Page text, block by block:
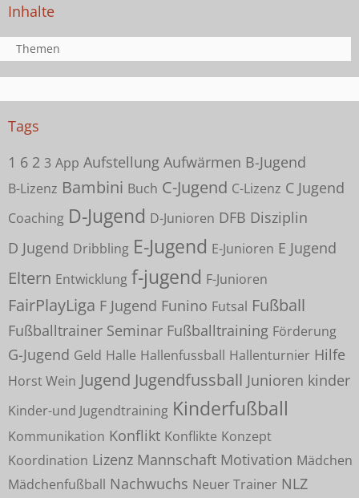
Inhalte
Themen
Tags
1 6 2 3 App Aufstellung Aufwärmen B-Jugend
B-Lizenz Bambini Buch C-Jugend C-Lizenz C Jugend
Coaching D-Jugend D-Junioren DFB Disziplin
D Jugend Dribbling E-Jugend E-Junioren E Jugend
Eltern Entwicklung f-jugend F-Junioren
FairPlayLiga F Jugend Funino Futsal Fußball
Fußballtrainer Seminar Fußballtraining Förderung
G-Jugend Geld Halle Hallenfussball Hallenturnier Hilfe
Horst Wein Jugend Jugendfussball Junioren kinder
Kinder-und Jugendtraining Kinderfußball
Kommunikation Konflikt Konflikte Konzept
Koordination Lizenz Mannschaft Motivation Mädchen
Mädchenfußball Nachwuchs Neuer Trainer NLZ